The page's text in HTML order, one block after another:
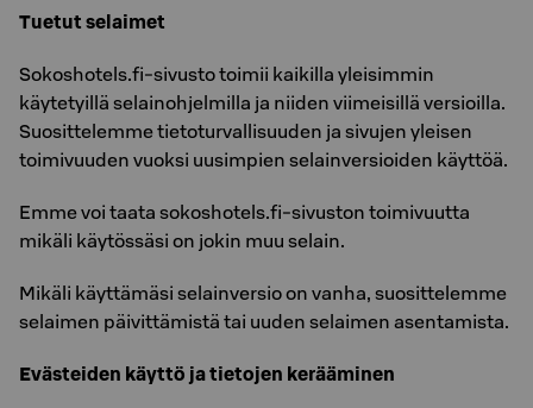
Tuetut selaimet
Sokoshotels.fi-sivusto toimii kaikilla yleisimmin
käytetyillä selainohjelmilla ja niiden viimeisillä versioilla.
Suosittelemme tietoturvallisuuden ja sivujen yleisen
toimivuuden vuoksi uusimpien selainversioiden käyttöä.
Emme voi taata sokoshotels.fi-sivuston toimivuutta
mikäli käytössäsi on jokin muu selain.
Mikäli käyttämäsi selainversio on vanha, suosittelemme
selaimen päivittämistä tai uuden selaimen asentamista.
Evästeiden käyttö ja tietojen kerääminen